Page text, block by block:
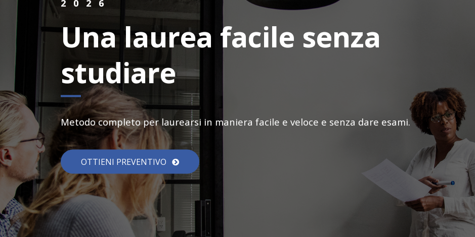
2026
Una laurea facile senza
studiare
Metodo completo per laurearsi in maniera facile e veloce e senza dare esami.
OTTIENI PREVENTIVO